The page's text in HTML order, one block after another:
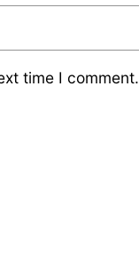
time I comment.